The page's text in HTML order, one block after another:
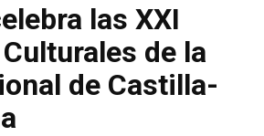
las XXI
de la
de Castilla-